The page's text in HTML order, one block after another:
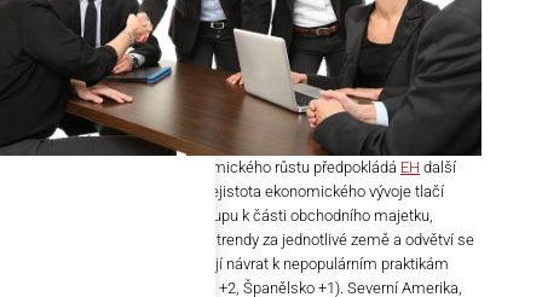
Při očekávaném poklesu ekonomického růstu předpokládá EH další
pokles na 64 dní v roce 2019. Nejistota ekonomického vývoje tlačí
firmy ke zodpovědnějšímu přístupu k části obchodního majetku,
kterým jsou pohledávky. Údaje i trendy za jednotlivé země a odvětví se
liší. Středomořské země vykazují návrat k nepopulárním praktikám
pozdních úhrad (Itálie +5, Řecko +2, Španělsko +1). Severní Amerika,